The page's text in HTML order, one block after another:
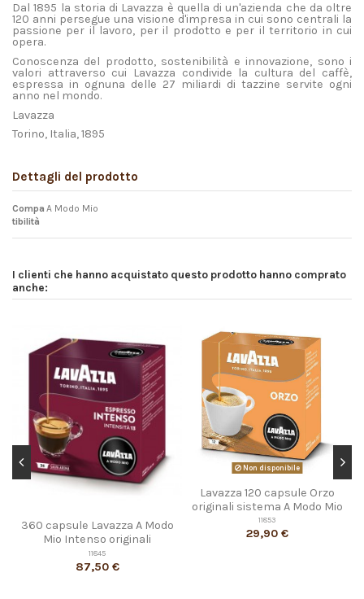
Dal 1895 la storia di Lavazza è quella di un'azienda che da oltre
120 anni persegue una visione d'impresa in cui sono centrali la
passione per il lavoro, per il prodotto e per il territorio in cui
opera.
Conoscenza del prodotto, sostenibilità e innovazione, sono i
valori attraverso cui Lavazza condivide la cultura del caffè,
espressa in ognuna delle 27 miliardi di tazzine servite ogni
anno nel mondo.
Lavazza
Torino, Italia, 1895
Dettagli del prodotto
Compa
tibilità
A Modo Mio
I clienti che hanno acquistato questo prodotto hanno comprato
anche:
360 capsule Lavazza A Modo
Mio Intenso originali
11845
87,50 €
Non disponibile
Lavazza 120 capsule Orzo
originali sistema A Modo Mio
11853
29,90 €